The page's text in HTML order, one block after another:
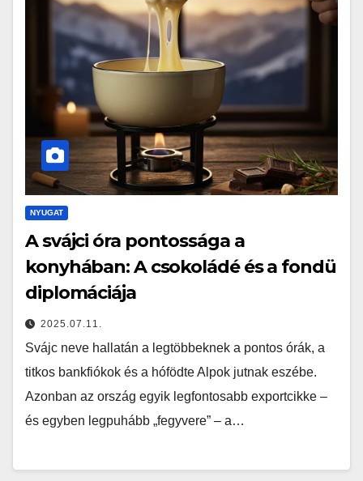
NYUGAT
A svájci óra pontossága a
konyhában: A csokoládé és a fondü
diplomáciája
2025.07.11.
Svájc neve hallatán a legtöbbeknek a pontos órák, a
titkos bankfiókok és a hófödte Alpok jutnak eszébe.
Azonban az ország egyik legfontosabb exportcikke –
és egyben legpuhább „fegyvere” – a…